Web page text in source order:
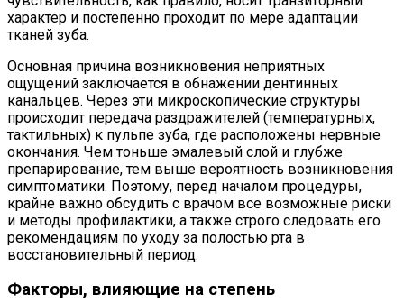
характер и постепенно проходит по мере адаптации
тканей зуба.
Основная причина возникновения неприятных
ощущений заключается в обнажении дентинных
канальцев. Через эти микроскопические структуры
происходит передача раздражителей (температурных,
тактильных) к пульпе зуба, где расположены нервные
окончания. Чем тоньше эмалевый слой и глубже
препарирование, тем выше вероятность возникновения
симптоматики. Поэтому, перед началом процедуры,
крайне важно обсудить с врачом все возможные риски
и методы профилактики, а также строго следовать его
рекомендациям по уходу за полостью рта в
восстановительный период.
Факторы, влияющие на степень